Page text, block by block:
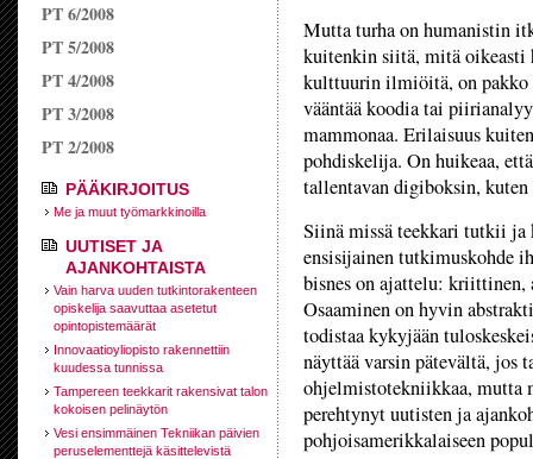
PT 6/2008
PT 5/2008
PT 4/2008
PT 3/2008
PT 2/2008
PÄÄKIRJOITUS
Me ja muut työmarkkinoilla
UUTISET JA
AJANKOHTAISTA
Vain harva uuden tutkintorakenteen
opiskelija saavuttaa asetetut
opintopistemäärät
Innovaatioyliopisto rakennettiin
kuudessa tunnissa
Tampereen teekkarit rakensivat talon
kokoisen pelinäytön
Vesi ensimmäinen Tekniikan päivien
peruselementtejä käsittelevistä
Mutta turha on humanistin
kuitenkin siitä, mitä oikeasti
kulttuurin ilmiöitä, on pakko
vääntää koodia tai
mammonaa. Erilaisuus
pohdiskelija. On huikeaa,
tallentavan digiboksin,
Siinä missä teekkari tutkii
ensisijainen tutkimuskohde
bisnes on ajattelu: kriittinen,
Osaaminen on hyvin
todistaa kykyjään
näyttää varsin pätevältä,
ohjelmistotekniikkaa, mutta
perehtynyt uutisten ja
pohjoisamerikkalaiseen